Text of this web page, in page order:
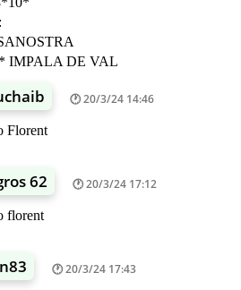
IMPALA DE VAL
20/3/24 14:46
Florent
62 20/3/24 17:12
florent
20/3/24 17:43